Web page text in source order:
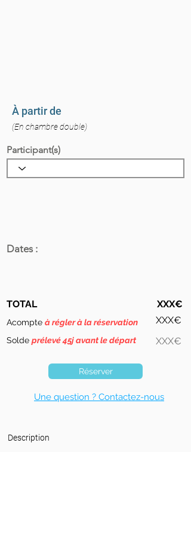
À partir de
(En chambre double)
Participant(s)
Dates :
TOTAL
Acompte à régler à la réservation
Solde prélevé 45j avant le départ
XXX€
XXX€
XXX€
Réserver
Une question ? Contactez-nous
Description